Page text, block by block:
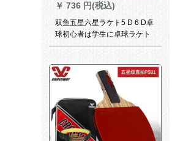
￥ 736 円(税込)
双鱼五星六星ラケト5 D 6 D卓
球初心者は学生に卓球ラケト
を练习すること。